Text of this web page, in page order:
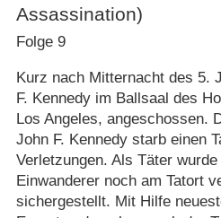
Assassination)
Folge 9
Kurz nach Mitternacht des 5.
F. Kennedy im Ballsaal des
Los Angeles, angeschossen.
John F. Kennedy starb einen
Verletzungen. Als Täter
Einwanderer noch am Tatort
sichergestellt. Mit Hilfe